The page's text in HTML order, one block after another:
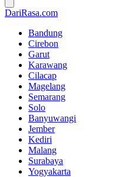
DariRasa.com
Bandung
Cirebon
Garut
Karawang
Cilacap
Magelang
Semarang
Solo
Banyuwangi
Jember
Kediri
Malang
Surabaya
Yogyakarta